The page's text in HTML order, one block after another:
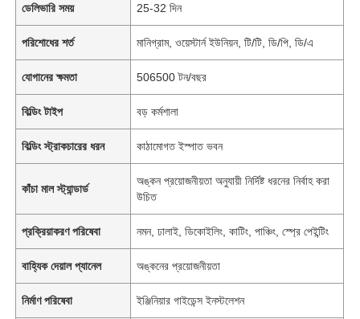
ডেলিভারি সময় 25-32 দিন
পরিশোধের শর্ত মানিগ্রাম, ওয়েস্টার্ন ইউনিয়ন, টি/টি, ডি/পি, ডি/এ
যোগানের ক্ষমতা 506500 টন/বছর
বিল্ডিং টাইপ বড় কর্মশালা
বিল্ডিং স্ট্রাকচারের ধরন কাঠামোগত ইস্পাত ভবন
কাঁচা মাল স্ট্যান্ডার্ড
অঙ্কন প্রয়োজনীয়তা অনুযায়ী নির্দিষ্ট ধরনের নির্বাহ করা
উচিত
প্রক্রিয়াকরণ পরিষেবা নমন, ঢালাই, ডিকোইলিং, কাটিং, পাঞ্চিং, স্প্রে পেইন্টিং
বাহ্যিক দেয়াল প্যানেল অঙ্কনের প্রয়োজনীয়তা
নির্মাণ পরিষেবা ইঞ্জিনিয়ার গাইডেন্স ইনস্টলেশন